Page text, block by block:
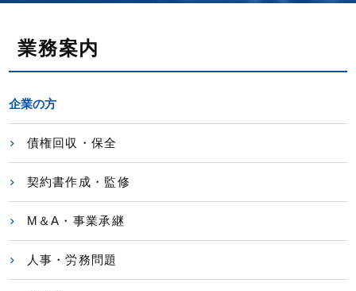
業務案内
企業の方
債権回収・保全
契約書作成・監修
M＆A・事業承継
人事・労務問題